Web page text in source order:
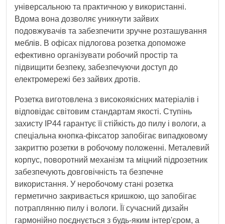
універсальною та практичною у використанні.
Вдома вона дозволяє уникнути зайвих
подовжувачів та забезпечити зручне розташування
меблів. В офісах підлогова розетка допоможе
ефективно організувати робочий простір та
підвищити безпеку, забезпечуючи доступ до
електромережі без зайвих дротів.
Розетка виготовлена з високоякісних матеріалів і
відповідає світовим стандартам якості. Ступінь
захисту IP44 гарантує її стійкість до пилу і вологи, а
спеціальна кнопка-фіксатор запобігає випадковому
закриттю розетки в робочому положенні. Металевий
корпус, поворотний механізм та міцний підрозетник
забезпечують довговічність та безпечне
використання. У неробочому стані розетка
герметично закривається кришкою, що запобігає
потраплянню пилу і вологи. Її сучасний дизайн
гармонійно поєднується з будь-яким інтер'єром, а